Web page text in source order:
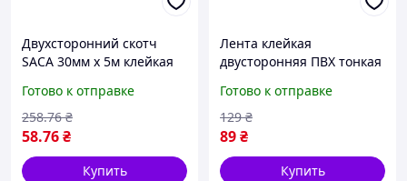
Двухсторонний скотч
SACA 30мм х 5м клейкая
универсальная для
надежного крепления
Готово к отправке
58.76₴
258.76 ₴
Купить
Лента клейкая
двусторонняя ПВХ тонкая
надежного крепления и
рукоделия
Готово к отправке
89₴
129 ₴
Купить